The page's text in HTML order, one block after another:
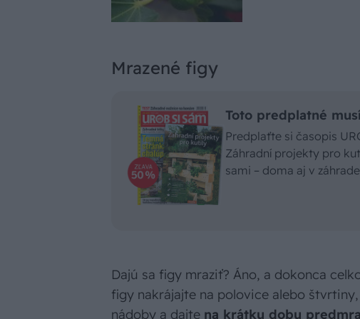
Mrazené figy
Toto predplatné
Predplaťte si časopis
Záhradní projekty pro
sami – doma aj v
Dajú sa figy mraziť? Áno, a dokonca
figy nakrájajte na polovice alebo
nádoby a dajte na krátku dobu